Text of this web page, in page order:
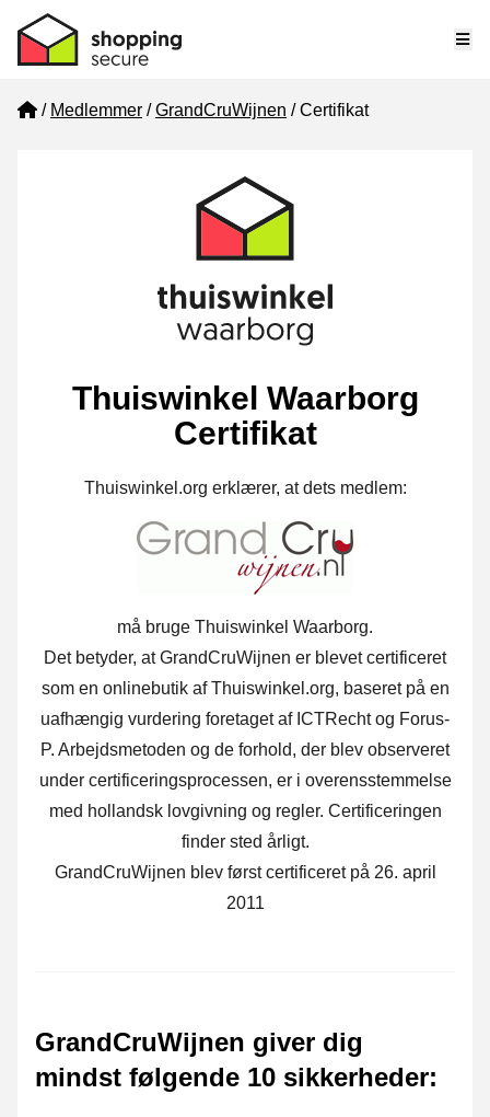
Home
Medlemmer GrandCruWijnen Certifikat
Thuiswinkel Waarborg
Certifikat
Thuiswinkel.org erklærer, at dets medlem:
må bruge Thuiswinkel Waarborg.
Det betyder, at GrandCruWijnen er blevet certificeret
som en onlinebutik af Thuiswinkel.org, baseret på en
uafhængig vurdering foretaget af ICTRecht og Forus-
P. Arbejdsmetoden og de forhold, der blev observeret
under certificeringsprocessen, er i overensstemmelse
med hollandsk lovgivning og regler. Certificeringen
finder sted årligt.
GrandCruWijnen blev først certificeret på 26. april
2011
GrandCruWijnen giver dig
mindst følgende 10 sikkerheder: